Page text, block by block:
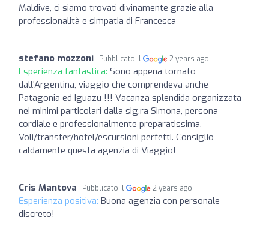
Maldive, ci siamo trovati divinamente grazie alla
professionalità e simpatia di Francesca
stefano mozzoni Pubblicato il 2 years ago
Esperienza fantastica: Sono appena tornato
dall'Argentina, viaggio che comprendeva anche
Patagonia ed Iguazu !!! Vacanza splendida organizzata
nei minimi particolari dalla sig.ra Simona, persona
cordiale e professionalmente preparatissima.
Voli/transfer/hotel/escursioni perfetti. Consiglio
caldamente questa agenzia di Viaggio!
Cris Mantova Pubblicato il 2 years ago
Esperienza positiva: Buona agenzia con personale
discreto!